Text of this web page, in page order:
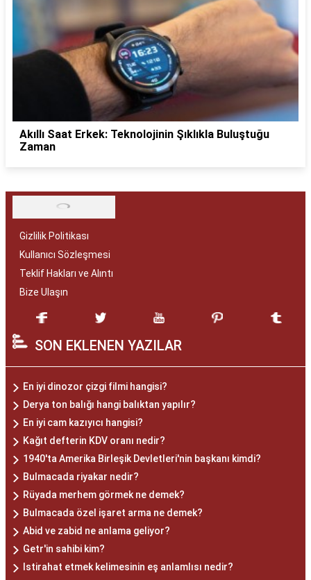
Akıllı Saat Erkek: Teknolojinin Şıklıkla Buluştuğu
Zaman
Gizlilik Politikası
Kullanıcı Sözleşmesi
Teklif Hakları ve Alıntı
Bize Ulaşın
SON EKLENEN YAZILAR
En iyi dinozor çizgi filmi hangisi?
Derya ton balığı hangi balıktan yapılır?
En iyi cam kazıyıcı hangisi?
Kağıt defterin KDV oranı nedir?
1940'ta Amerika Birleşik Devletleri'nin başkanı kimdi?
Bulmacada riyakar nedir?
Rüyada merhem görmek ne demek?
Bulmacada özel işaret arma ne demek?
Abid ve zabid ne anlama geliyor?
Getr'in sahibi kim?
Istirahat etmek kelimesinin eş anlamlısı nedir?